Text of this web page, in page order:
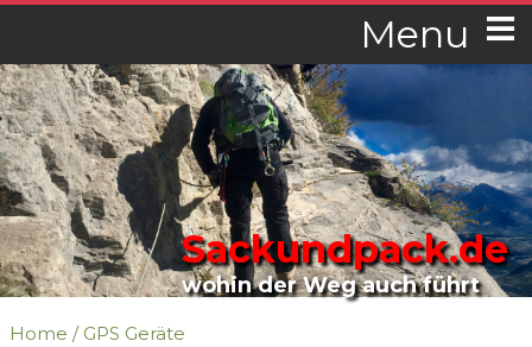
Menu
Sackundpack.de
wohin der Weg auch führt
Home / GPS Geräte